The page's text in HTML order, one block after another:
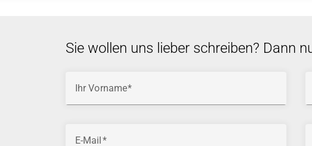
Sie wollen uns lieber schreiben? Dann
Ihr Vorname
E-Mail